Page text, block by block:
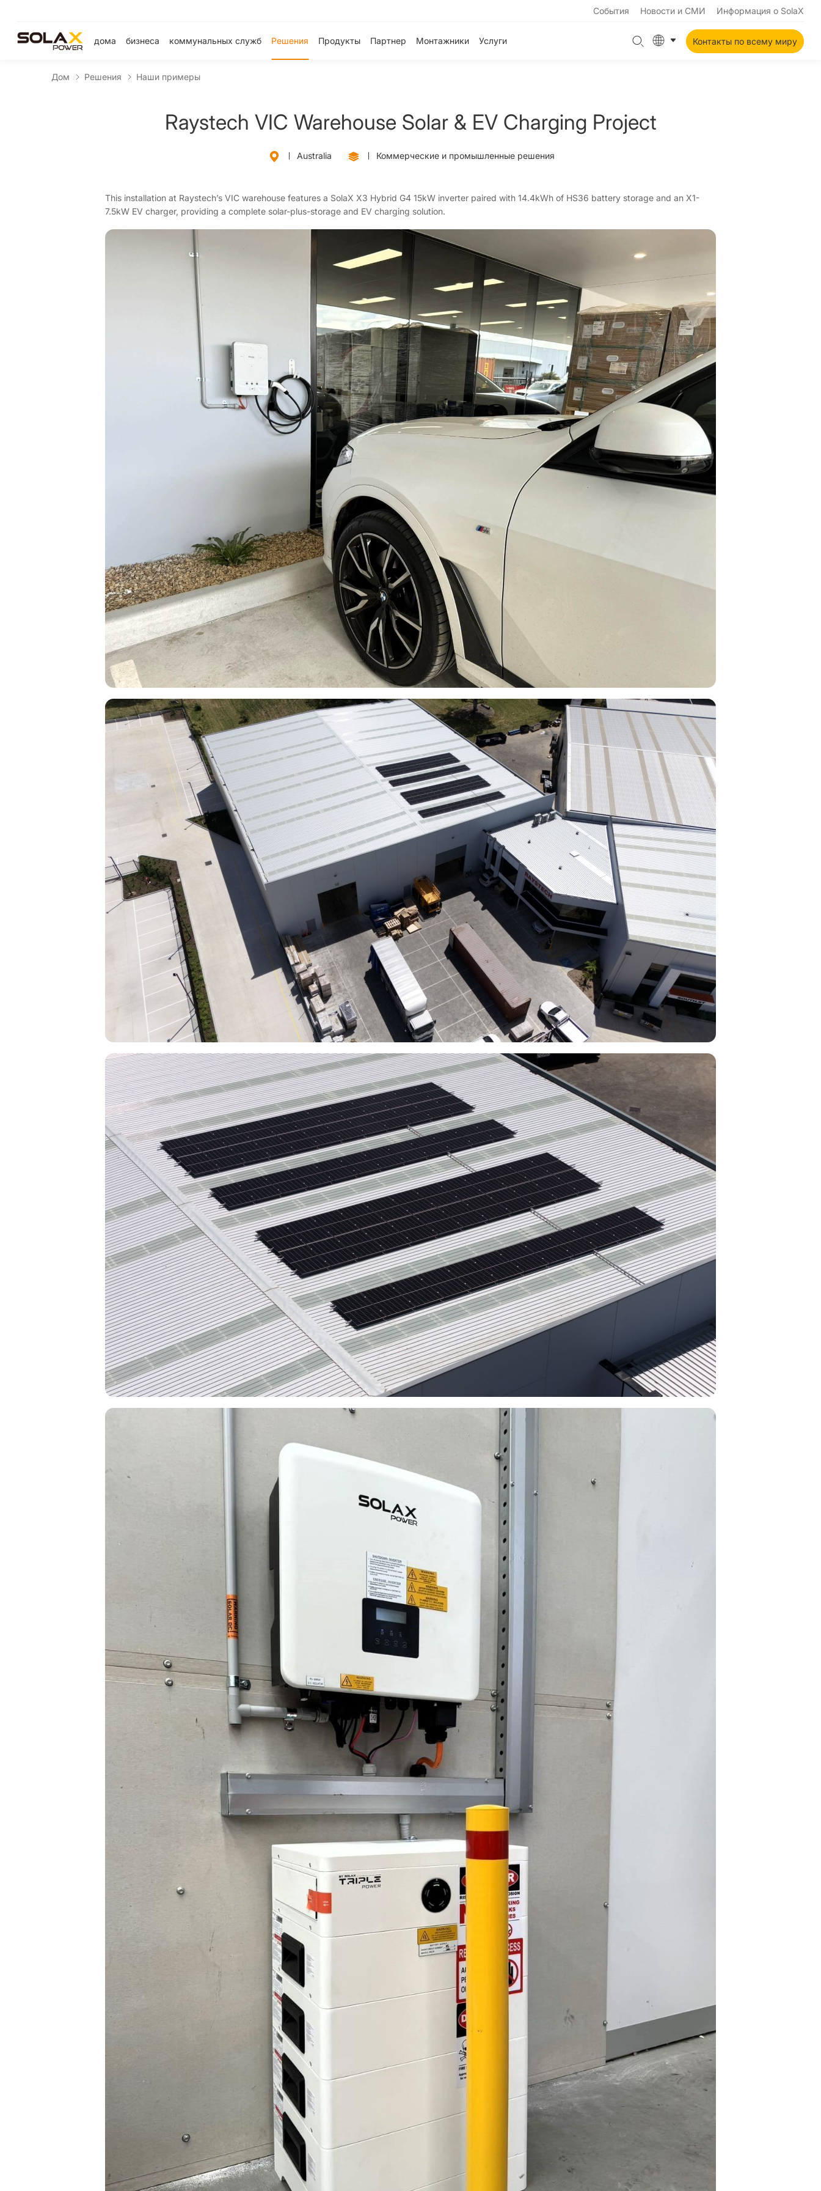
События Новости и СМИ Информация о SolaX
дома бизнеса коммунальных служб Решения Продукты Партнер Монтажники Услуги Контакты по всему миру
Дом Решения Наши примеры
Raystech VIC Warehouse Solar & EV Charging Project
Australia Коммерческие и промышленные решения
This installation at Raystech’s VIC warehouse features a SolaX X3 Hybrid G4 15kW inverter paired with 14.4kWh of HS36 battery storage and an X1-
7.5kW EV charger, providing a complete solar-plus-storage and EV charging solution.